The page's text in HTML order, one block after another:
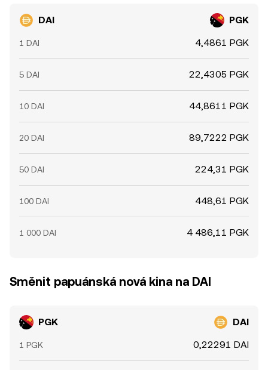
DAI PGK
1 DAI 4,4861 PGK
5 DAI 22,4305 PGK
10 DAI 44,8611 PGK
20 DAI 89,7222 PGK
50 DAI 224,31 PGK
100 DAI 448,61 PGK
1 000 DAI 4 486,11 PGK
Směnit papuánská nová kina na DAI
PGK DAI
1 PGK 0,22291 DAI